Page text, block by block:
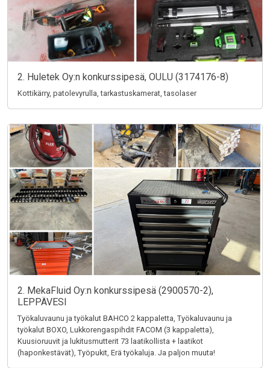
2. Huletek Oy:n konkurssipesä, OULU (3174176-8)
Kottikärry, patolevyrulla, tarkastuskamerat, tasolaser
2. MekaFluid Oy:n konkurssipesä (2900570-2),
LEPPÄVESI
Työkaluvaunu ja työkalut BAHCO 2 kappaletta, Työkaluvaunu ja
työkalut BOXO, Lukkorengaspihdit FACOM (3 kappaletta),
Kuusioruuvit ja lukitusmutterit 73 laatikollista + laatikot
(haponkestävät), Työpukit, Erä työkaluja. Ja paljon muuta!